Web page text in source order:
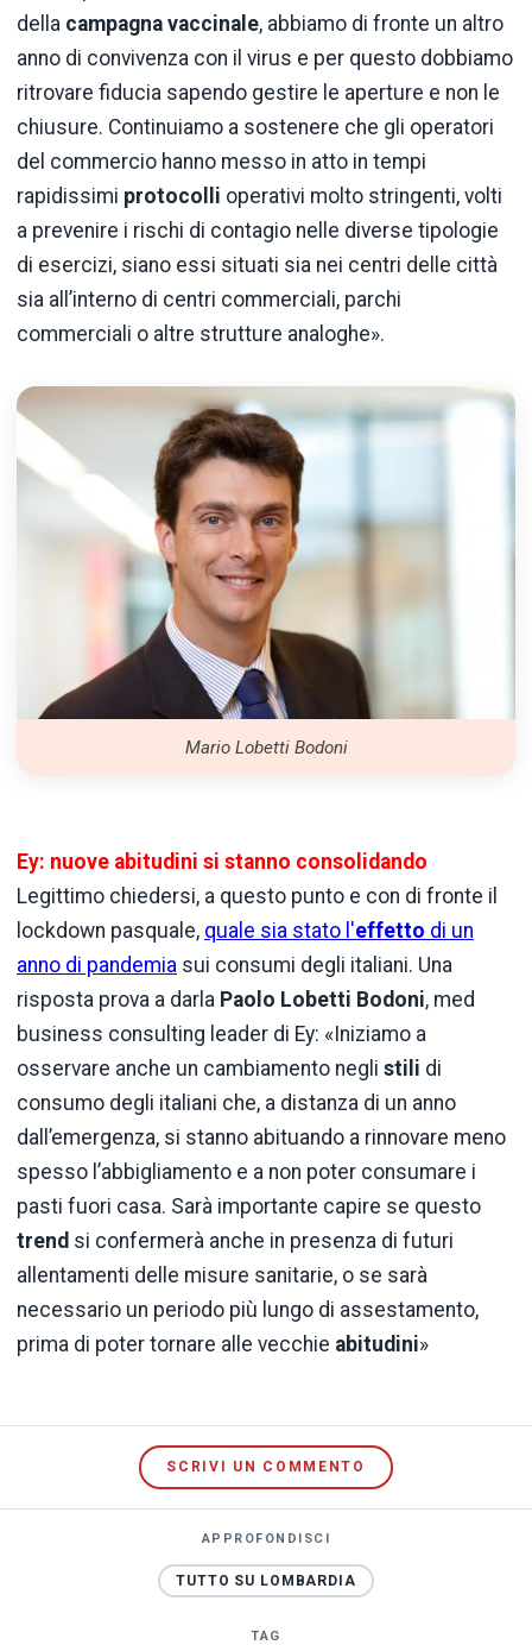
della campagna vaccinale, abbiamo di fronte un altro
anno di convivenza con il virus e per questo dobbiamo
ritrovare fiducia sapendo gestire le aperture e non le
chiusure. Continuiamo a sostenere che gli operatori
del commercio hanno messo in atto in tempi
rapidissimi protocolli operativi molto stringenti, volti
a prevenire i rischi di contagio nelle diverse tipologie
di esercizi, siano essi situati sia nei centri delle città
sia all’interno di centri commerciali, parchi
commerciali o altre strutture analoghe».
Mario Lobetti Bodoni
Ey: nuove abitudini si stanno consolidando
Legittimo chiedersi, a questo punto e con di fronte il
lockdown pasquale, quale sia stato l'effetto di un
anno di pandemia sui consumi degli italiani. Una
risposta prova a darla Paolo Lobetti Bodoni, med
business consulting leader di Ey: «Iniziamo a
osservare anche un cambiamento negli stili di
consumo degli italiani che, a distanza di un anno
dall’emergenza, si stanno abituando a rinnovare meno
spesso l’abbigliamento e a non poter consumare i
pasti fuori casa. Sarà importante capire se questo
trend si confermerà anche in presenza di futuri
allentamenti delle misure sanitarie, o se sarà
necessario un periodo più lungo di assestamento,
prima di poter tornare alle vecchie abitudini»
SCRIVI UN COMMENTO
APPROFONDISCI
TUTTO SU LOMBARDIA
TAG